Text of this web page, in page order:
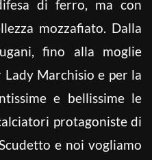
di ferro, ma con
mozzafiato. Dalla
fino alla moglie
Lady Marchisio e per la
e bellissime le
protagoniste di
e noi vogliamo